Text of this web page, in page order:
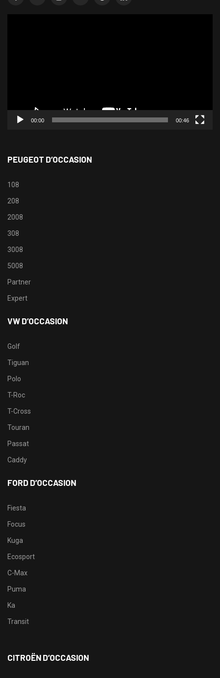
00:00 00:46
PEUGEOT D’OCCASION
108
208
2008
308
3008
5008
Partner
Expert
VW D’OCCASION
Golf
Tiguan
Polo
T-Roc
T-Cross
Touran
Passat
Caddy
FORD D’OCCASION
Fiesta
Focus
Kuga
Ecosport
C-Max
Puma
Ka
Transit
CITROËN D’OCCASION